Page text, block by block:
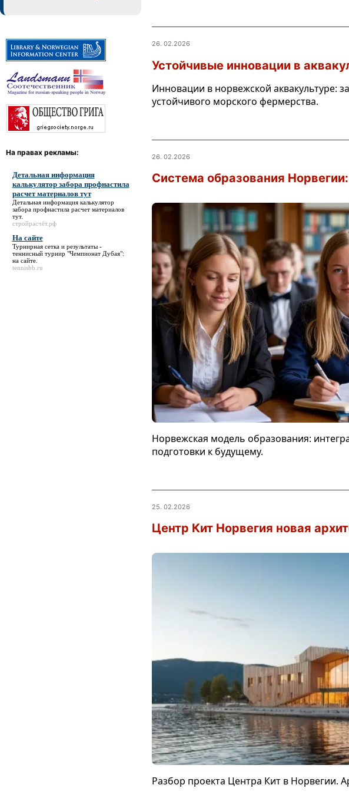
На правах рекламы:
Детальная информация
калькулятор забора профнастила
расчет материалов тут
Детальная информация калькулятор
забора профнастила расчет материалов
тут.
стройрасчёт.рф
На сайте
Турнирная сетка и результаты -
теннисный турнир "Чемпионат Дубая":
на сайте.
tennisbb.ru
26. 02.2026
Устойчивые инновации в
Инновации в норвежской аквакультуре:
устойчивого морского фермерства.
26. 02.2026
Система образования
Норвежская модель образования:
подготовки к будущему.
25. 02.2026
Центр Кит Норвегия новая
Разбор проекта Центра Кит в Норвегии.